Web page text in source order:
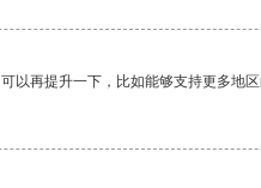
以再提升一下，比如能够支持更多地区